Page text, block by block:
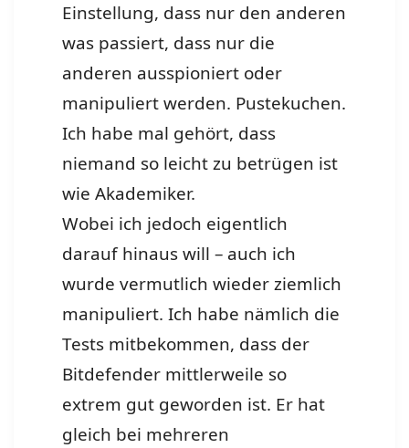
Einstellung, dass nur den anderen
was passiert, dass nur die
anderen ausspioniert oder
manipuliert werden. Pustekuchen.
Ich habe mal gehört, dass
niemand so leicht zu betrügen ist
wie Akademiker.
Wobei ich jedoch eigentlich
darauf hinaus will – auch ich
wurde vermutlich wieder ziemlich
manipuliert. Ich habe nämlich die
Tests mitbekommen, dass der
Bitdefender mittlerweile so
extrem gut geworden ist. Er hat
gleich bei mehreren